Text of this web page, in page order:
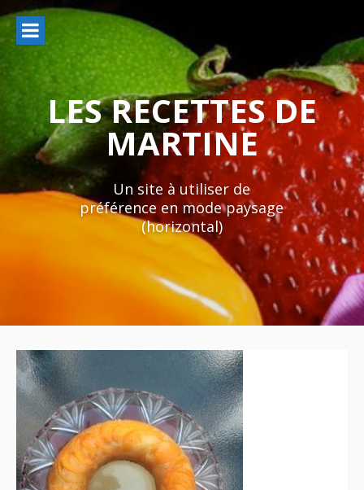
Aller
au
contenu
LES RECETTES DE
MARTINE
Un site à utiliser de
préférence en mode paysage
(horizontal)